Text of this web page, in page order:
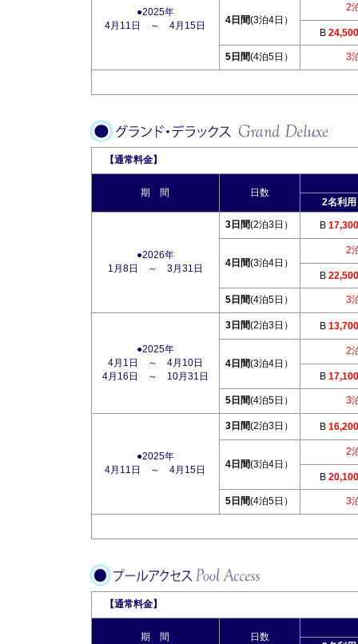
●2025年
4月11日 ～ 4月15日
4日間(3泊4日）
2
B 24,500
5日間(4泊5日） 3
【通常料金】
期 間
日数
2名利用
●2026年
1月8日 ～ 3月31日
3日間(2泊3日） B 17,300
4日間(3泊4日）
2
B 22,500
5日間(4泊5日） 3
●2025年
4月1日 ～ 4月10日
4月16日 ～ 10月31日
3日間(2泊3日） B 13,700
4日間(3泊4日）
2
B 17,100
5日間(4泊5日） 3
●2025年
4月11日 ～ 4月15日
3日間(2泊3日） B 16,200
4日間(3泊4日）
2
B 20,100
5日間(4泊5日） 3
【通常料金】
期 間
日数